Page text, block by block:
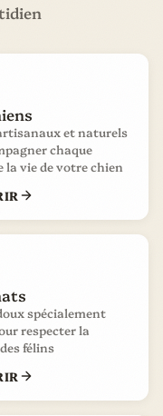
et naturels
chaque
la vie de votre chien
spécialement
respecter la
félins